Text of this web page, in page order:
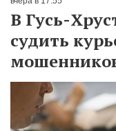
В Гусь-
судить